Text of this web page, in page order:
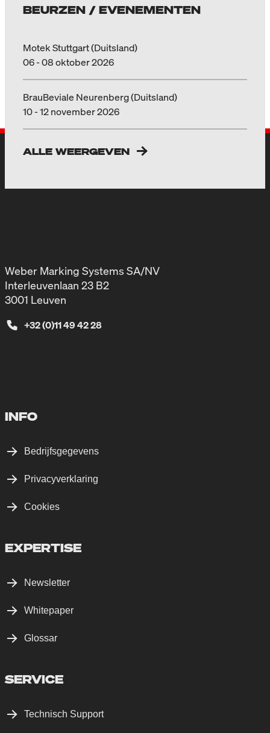
BEURZEN / EVENEMENTEN
Motek Stuttgart (Duitsland)
06 - 08 oktober 2026
BrauBeviale Neurenberg (Duitsland)
10 - 12 november 2026
ALLE WEERGEVEN
Weber Marking Systems SA/NV
Interleuvenlaan 23 B2
3001 Leuven
+32 (0)11 49 42 28
INFO
Bedrijfsgegevens
Privacyverklaring
Cookies
EXPERTISE
Newsletter
Whitepaper
Glossar
SERVICE
Technisch Support